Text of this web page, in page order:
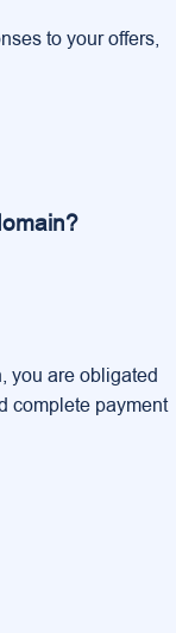
to your offers,
you are obligated
complete payment